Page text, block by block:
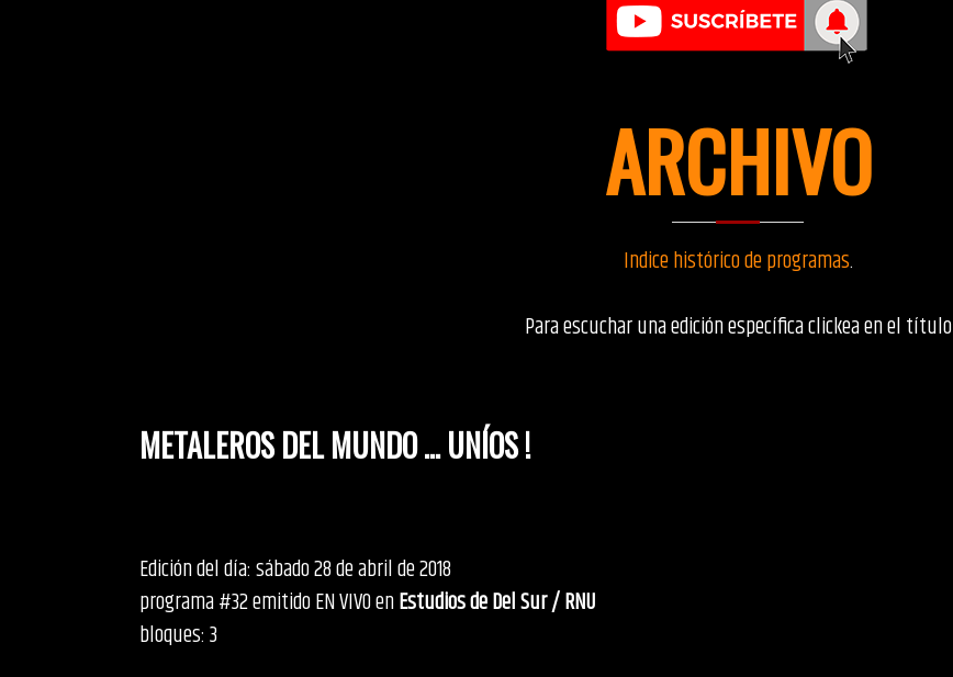
ARCHIVO
Indice histórico de programas.
Para escuchar una edición específica clickea en el título
METALEROS DEL MUNDO ... UNÍOS !
Edición del día: sábado 28 de abril de 2018
programa #32 emitido EN VIVO enEstudios de Del Sur / RNU
bloques: 3